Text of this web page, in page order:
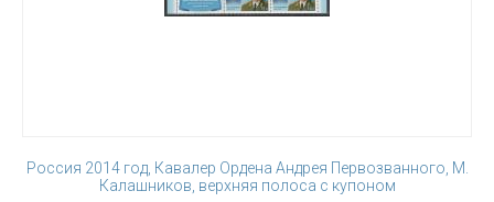
Россия 2014 год, Кавалер Ордена Андрея Первозванного, М.
Калашников, верхняя полоса с купоном